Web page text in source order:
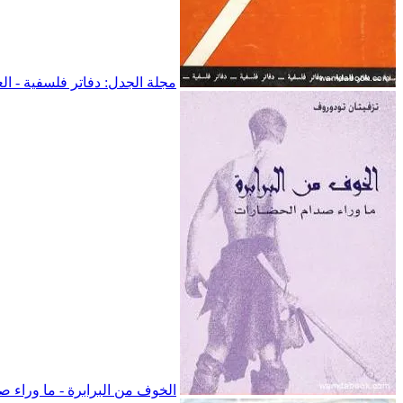
مجلة الجدل: دفاتر فلسفية -
الخوف من البرابرة - ما وراء